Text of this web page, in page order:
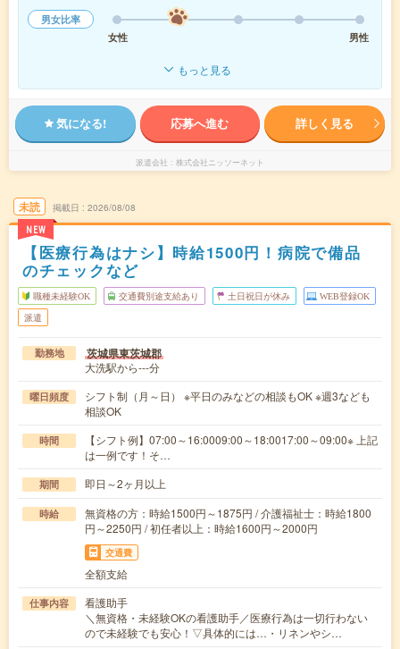
男女比率
女性
男性
もっと見る
気になる! 応募へ進む 詳しく見る
派遣会社 株式会社ニッソーネット
未読
NEW
掲載日 2026/08/08
【医療行為はナシ】時給1500円！病院で備品
のチェックなど
職種未経験OK 交通費別途支給あり 土日祝日が休み WEB登録OK
派遣
勤務地 茨城県東茨城郡
大洗駅から---分
曜日頻度
シフト制（月～日） ※平日のみなどの相談もOK ※週3なども
相談OK
時間
【シフト例】07:00～16:0009:00～18:0017:00～09:00※ 上記
は一例です！そ…
期間 即日～2ヶ月以上
時給
無資格の方：時給1500円～1875円 / 介護福祉士：時給1800
円～2250円 / 初任者以上：時給1600円～2000円
交通費
全額支給
仕事内容
看護助手
＼無資格・未経験OKの看護助手／医療行為は一切行わない
ので未経験でも安心！▽具体的には…・リネンやシ…